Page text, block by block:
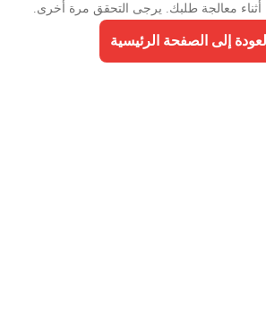
أثناء معالجة طلبك. يرجى التحقق مرة أخرى.
العودة إلى الصفحة الرئيسية